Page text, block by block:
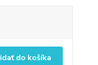
do košíka